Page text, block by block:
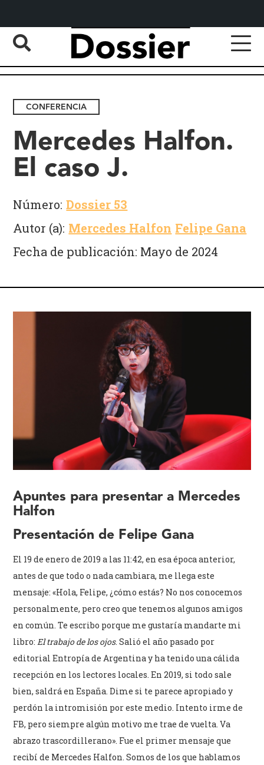
CONFERENCIA
Mercedes Halfon.
El caso J.
Número: Dossier 53
Autor (a): Mercedes Halfon Felipe Gana
Fecha de publicación: Mayo de 2024
Apuntes para presentar a Mercedes
Halfon
Presentación de Felipe Gana
El 19 de enero de 2019 a las 11:42, en esa época anterior,
antes de que todo o nada cambiara, me llega este
mensaje: «Hola, Felipe, ¿cómo estás? No nos conocemos
personalmente, pero creo que tenemos algunos amigos
en común. Te escribo porque me gustaría mandarte mi
libro:El trabajo de los ojos. Salió el año pasado por
editorial Entropía de Argentina y ha tenido una cálida
recepción en los lectores locales. En 2019, si todo sale
bien, saldrá en España. Dime si te parece apropiado y
perdón la intromisión por este medio. Intento irme de
FB, pero siempre algún motivo me trae de vuelta. Va
abrazo trascordillerano». Fue el primer mensaje que
recibí de Mercedes Halfon. Somos de los que hablamos